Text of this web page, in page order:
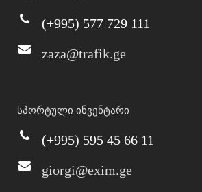
(+995) 577 729 111
zaza@trafik.ge
სპორტული ინვენტარი
(+995) 595 45 66 11
giorgi@exim.ge